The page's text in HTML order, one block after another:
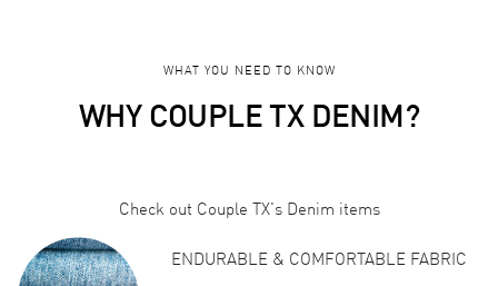
WHAT YOU NEED TO KNOW
WHY COUPLE TX DENIM?
Check out Couple TX's Denim items
ENDURABLE & COMFORTABLE FABRIC